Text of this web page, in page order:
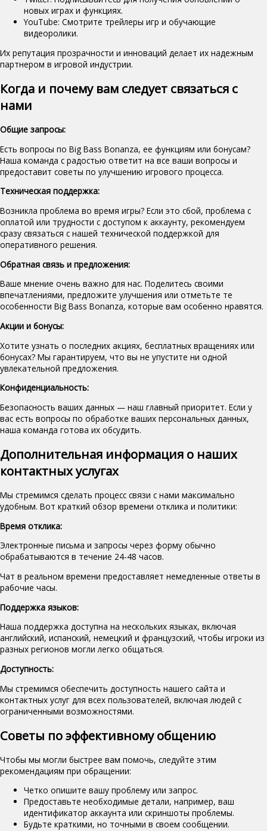
новых играх и функциях.
YouTube: Смотрите трейлеры игр и обучающие
видеоролики.
Их репутация прозрачности и инноваций делает их надежным
партнером в игровой индустрии.
Когда и почему вам следует связаться с
нами
Общие запросы:
Есть вопросы по Big Bass Bonanza, ее функциям или бонусам?
Наша команда с радостью ответит на все ваши вопросы и
предоставит советы по улучшению игрового процесса.
Техническая поддержка:
Возникла проблема во время игры? Если это сбой, проблема с
оплатой или трудности с доступом к аккаунту, рекомендуем
сразу связаться с нашей технической поддержкой для
оперативного решения.
Обратная связь и предложения:
Ваше мнение очень важно для нас. Поделитесь своими
впечатлениями, предложите улучшения или отметьте те
особенности Big Bass Bonanza, которые вам особенно нравятся.
Акции и бонусы:
Хотите узнать о последних акциях, бесплатных вращениях или
бонусах? Мы гарантируем, что вы не упустите ни одной
увлекательной предложения.
Конфиденциальность:
Безопасность ваших данных — наш главный приоритет. Если у
вас есть вопросы по обработке ваших персональных данных,
наша команда готова их обсудить.
Дополнительная информация о наших
контактных услугах
Мы стремимся сделать процесс связи с нами максимально
удобным. Вот краткий обзор времени отклика и политики:
Время отклика:
Электронные письма и запросы через форму обычно
обрабатываются в течение 24-48 часов.
Чат в реальном времени предоставляет немедленные ответы в
рабочие часы.
Поддержка языков:
Наша поддержка доступна на нескольких языках, включая
английский, испанский, немецкий и французский, чтобы игроки из
разных регионов могли легко общаться.
Доступность:
Мы стремимся обеспечить доступность нашего сайта и
контактных услуг для всех пользователей, включая людей с
ограниченными возможностями.
Советы по эффективному общению
Чтобы мы могли быстрее вам помочь, следуйте этим
рекомендациям при обращении:
Четко опишите вашу проблему или запрос.
Предоставьте необходимые детали, например, ваш
идентификатор аккаунта или скриншоты проблемы.
Будьте краткими, но точными в своем сообщении.